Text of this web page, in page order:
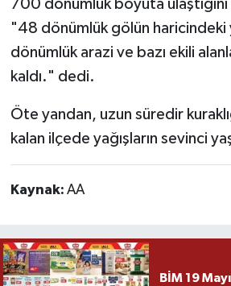
700 dönümlük boyuta
"48 dönümlük gölün haricindeki
dönümlük arazi ve bazı ekili
kaldı." dedi.
Öte yandan, uzun süredir
kalan ilçede yağışların sevinci
Kaynak: AA
BİM 19